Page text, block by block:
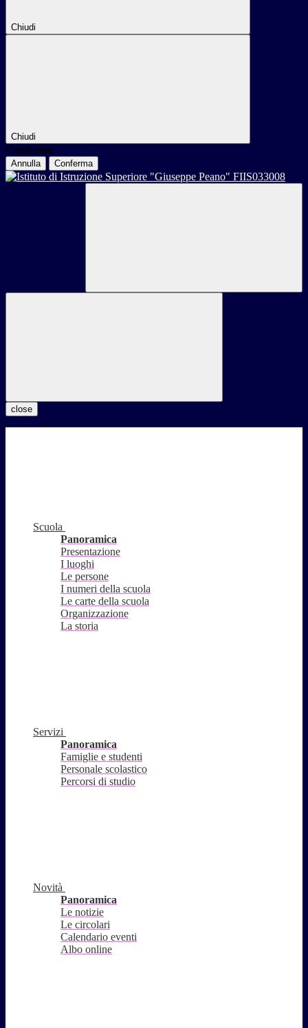
Chiudi
Chiudi
Conferma
Annulla Conferma
close
Scuola
Panoramica
Presentazione
I luoghi
Le persone
I numeri della scuola
Le carte della scuola
Organizzazione
La storia
Servizi
Panoramica
Famiglie e studenti
Personale scolastico
Percorsi di studio
Novità
Panoramica
Le notizie
Le circolari
Calendario eventi
Albo online